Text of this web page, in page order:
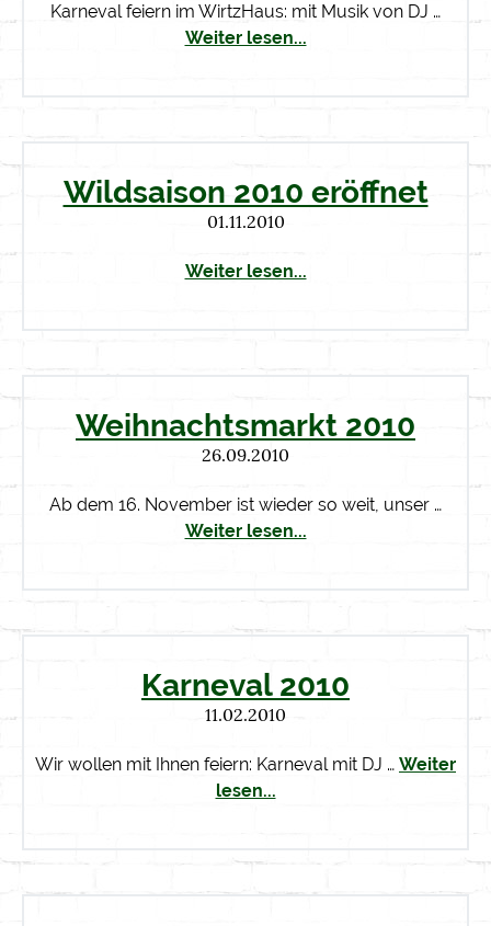
Karneval feiern im WirtzHaus: mit Musik von DJ …
Weiter lesen...
Wildsaison 2010 eröffnet
01.11.2010
Weiter lesen...
Weihnachtsmarkt 2010
26.09.2010
Ab dem 16. November ist wieder so weit, unser …
Weiter lesen...
Karneval 2010
11.02.2010
Wir wollen mit Ihnen feiern: Karneval mit DJ … Weiter
lesen...